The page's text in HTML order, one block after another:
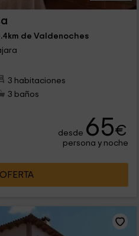
de Valdenoches
3 habitaciones
3 baños
desde 65€
persona y noche